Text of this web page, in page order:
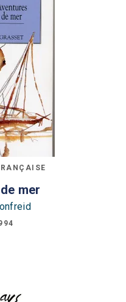
mer